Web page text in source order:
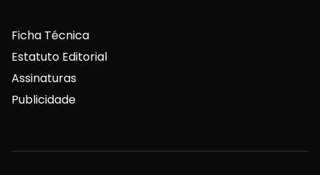
Ficha Técnica
Estatuto Editorial
Assinaturas
Publicidade